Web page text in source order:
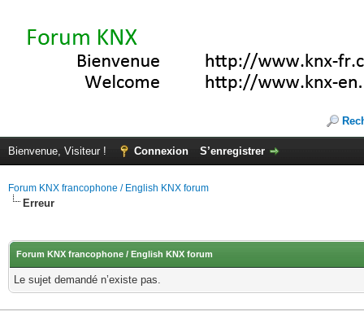
Bienvenue, Visiteur ! Connexion S’enregistrer
Forum KNX francophone / English KNX forum
Erreur
Forum KNX francophone / English KNX forum
Le sujet demandé n’existe pas.